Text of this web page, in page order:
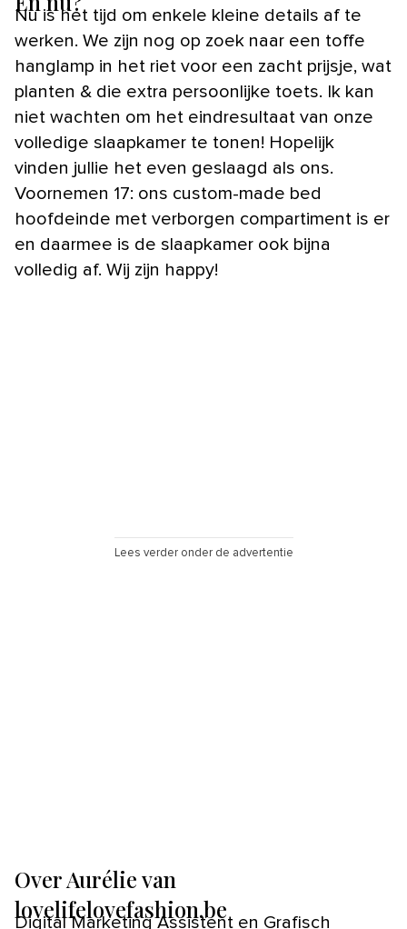
Nu is het tijd om enkele kleine details af te
werken. We zijn nog op zoek naar een toffe
hanglamp in het riet voor een zacht prijsje, wat
planten & die extra persoonlijke toets. Ik kan
niet wachten om het eindresultaat van onze
volledige slaapkamer te tonen! Hopelijk
vinden jullie het even geslaagd als ons.
Voornemen 17: ons custom-made bed
hoofdeinde met verborgen compartiment is er
en daarmee is de slaapkamer ook bijna
volledig af. Wij zijn happy!
Lees verder onder de advertentie
Over Aurélie van
lovelifelovefashion.be
Digital Marketing Assistent en Grafisch